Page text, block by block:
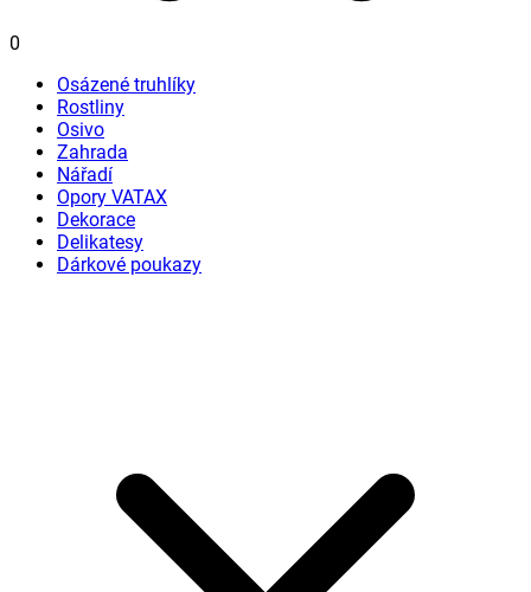
0
Osázené truhlíky
Rostliny
Osivo
Zahrada
Nářadí
Opory VATAX
Dekorace
Delikatesy
Dárkové poukazy